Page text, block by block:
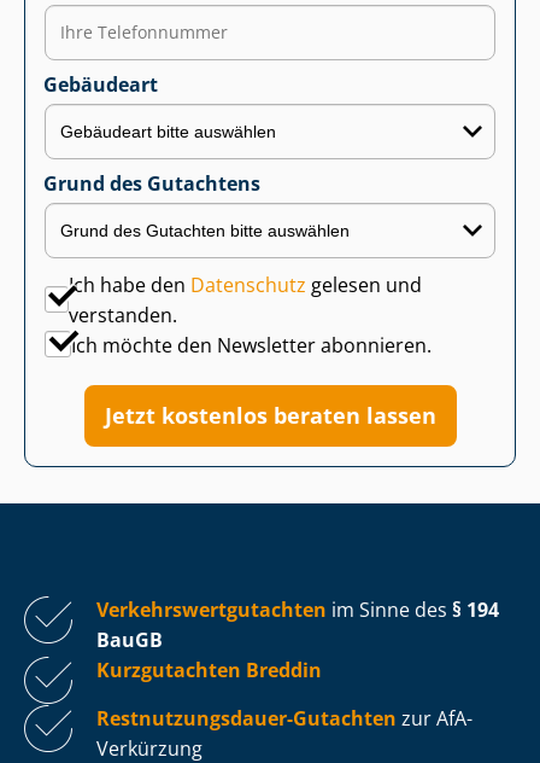
Gebäudeart
Grund des Gutachtens
Ich habe den Datenschutz gelesen und
verstanden.
Ich möchte den Newsletter abonnieren.
Jetzt kostenlos beraten lassen
Ver­kehrs­wert­gut­ach­ten im Sinne des § 194
BauGB
Kurzgutachten Breddin
Rest­nut­zungs­dau­er-Gutachten zur AfA-
Verkürzung